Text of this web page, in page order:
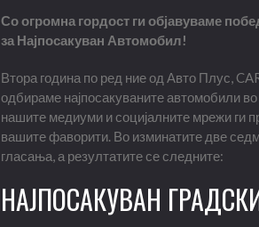
Со огромна гордост ги објавуваме
за Најпосакуван Автомобил!
Втора година по ред ние од Авто Плус,
одбираме најпосакуваните автомобили
нашите медиуми и социјалните мрежи ги
вашите фаворити. Во изминатите две
гласања, а резултатите се следните:
НАЈПОСАКУВАН